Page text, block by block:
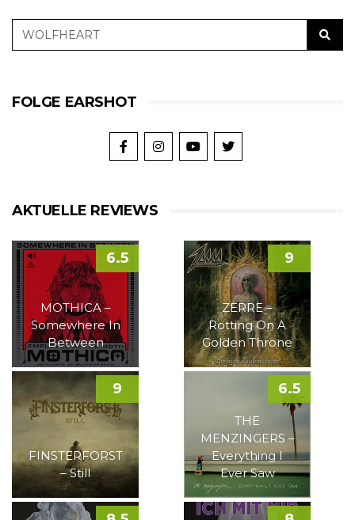
FOLGE EARSHOT
AKTUELLE REVIEWS
MOTHICA –
Somewhere In
Between
6.5
ZERRE –
Rotting On A
Golden Throne
9
FINSTERFORST
– Still
9
THE
MENZINGERS –
Everything I
Ever Saw
6.5